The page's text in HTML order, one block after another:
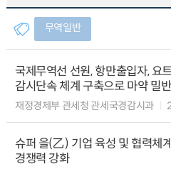
무역일반
국제무역선 선원, 항만출입자, 요
감시단속 체계 구축으로 마약 밀
재정경제부 관세청 관세국경감시과
슈퍼 을(乙) 기업 육성 및 협력체
경쟁력 강화